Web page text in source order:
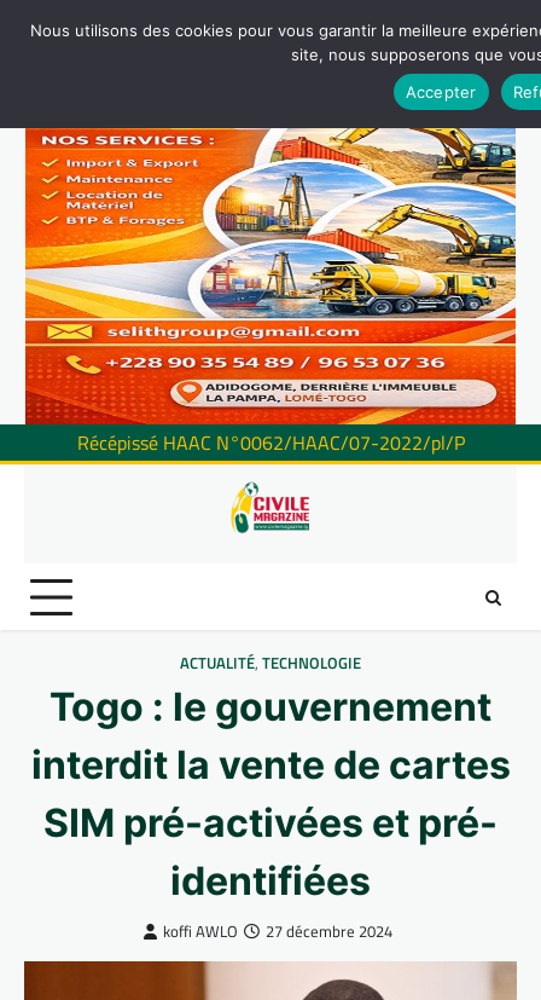
Récépissé HAAC N°0062/HAAC/07-2022/pl/P
ACTUALITÉ, TECHNOLOGIE
Togo : le gouvernement
interdit la vente de cartes
SIM pré-activées et pré-
identifiées
koffi AWLO 27 décembre 2024
Nous utilisons des cookies pour vous garantir la meilleure
site, nous supposerons que
Accepter